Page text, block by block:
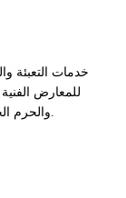
خدمات التعبئة
للمعارض
والحرم الجامعي ، وورش العمل ، ووحدات التصنيع.